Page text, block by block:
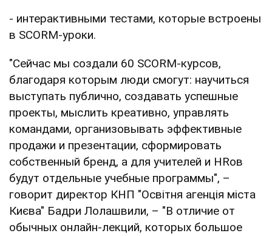
- интерактивными тестами, которые встроены
в SCORM-уроки.
"Сейчас мы создали 60 SCORM-курсов,
благодаря которым люди смогут: научиться
выступать публично, создавать успешные
проекты, мыслить креативно, управлять
командами, организовывать эффективные
продажи и презентации, сформировать
собственный бренд, а для учителей и HRов
будут отдельные учебные программы", –
говорит директор КНП "Освітня агенція міста
Києва" Бадри Лолашвили, – "В отличие от
обычных онлайн-лекций, которых большое